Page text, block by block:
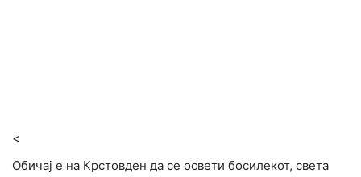
<
Обичај е на Крстовден да се освети босилекот, света